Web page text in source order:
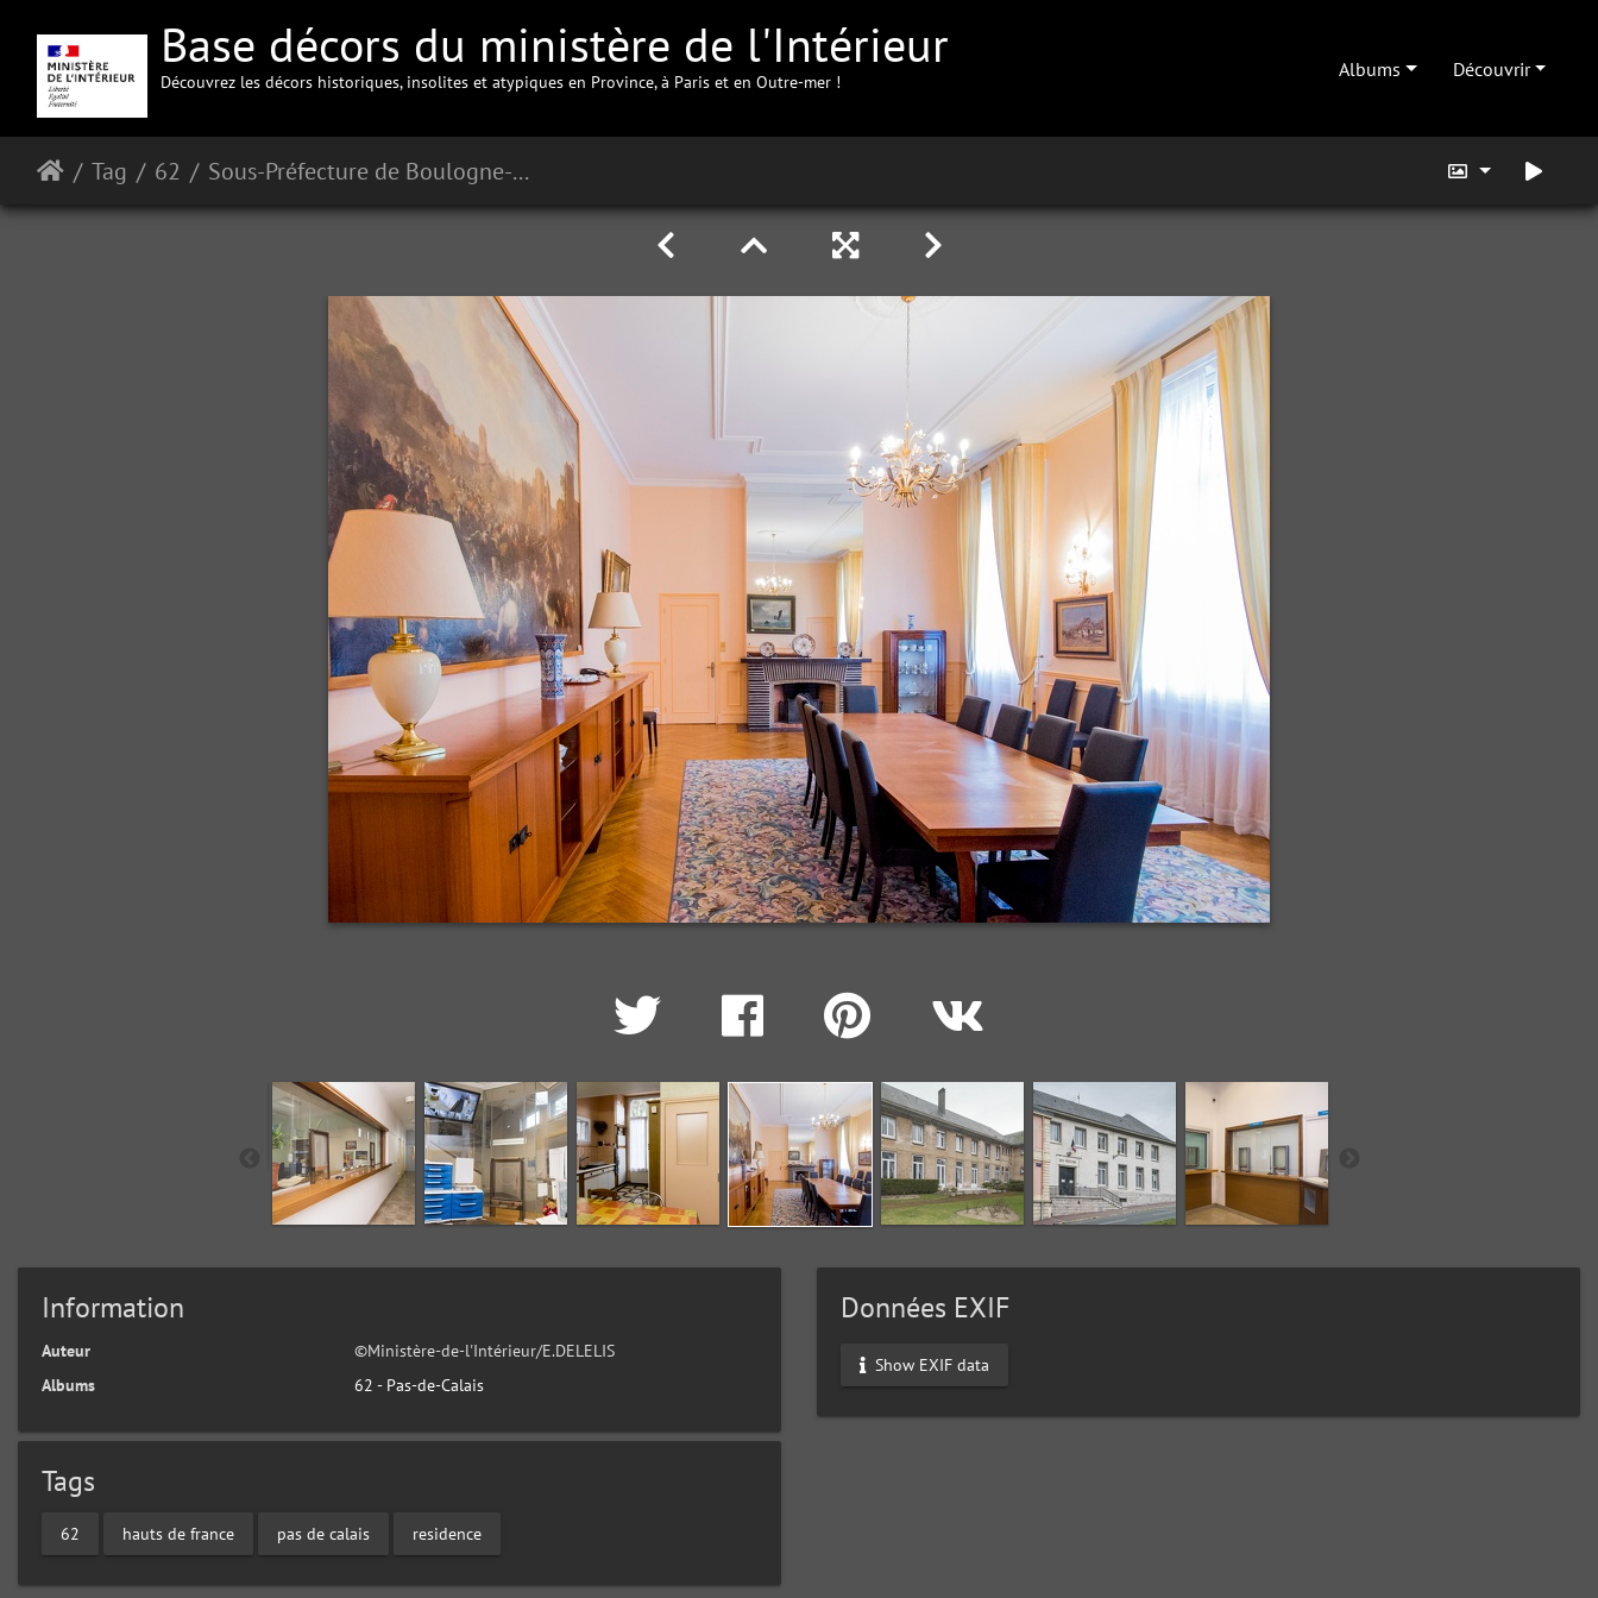
Base décors du ministère de l'Intérieur
Découvrez les décors historiques, insolites et atypiques en Province, à Paris et en Outre-mer !
Albums Découvrir
Tag 62 Sous-Préfecture de Boulogne-sur-Mer
Information
Auteur
©Ministère-de-l'Intérieur/E.DELELIS
Albums
62 - Pas-de-Calais
Tags
62 hauts de france pas de calais residence
Données EXIF
Show EXIF data